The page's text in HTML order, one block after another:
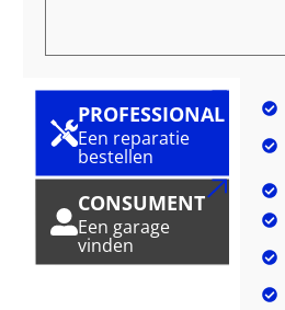
PROFESSIONAL
Een reparatie
bestellen
CONSUMENT
Een garage
vinden